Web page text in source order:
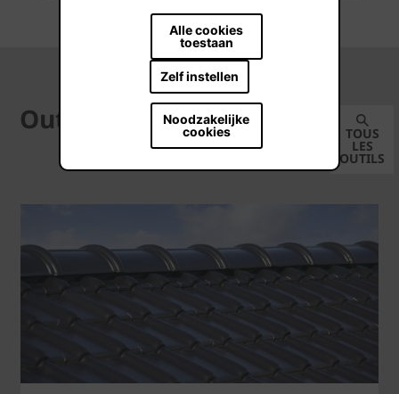
Alle cookies
toestaan
Zelf instellen
Noodzakelijke
cookies
Outils TOUS
LES
OUTILS